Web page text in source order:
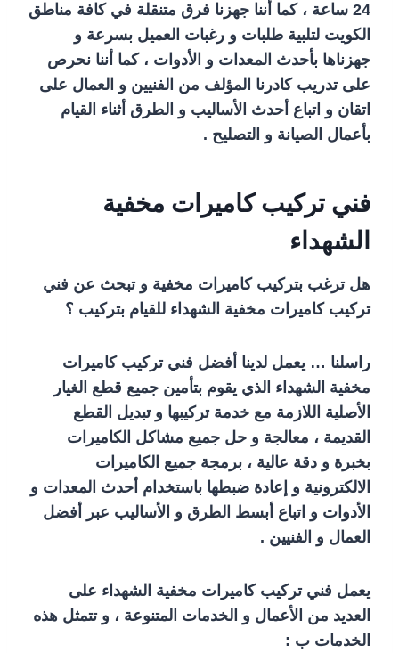
24 ساعة ، كما أننا جهزنا فرق متنقلة في كافة مناطق
الكويت لتلبية طلبات و رغبات العميل بسرعة و
جهزناها بأحدث المعدات و الأدوات ، كما أننا نحرص
على تدريب كادرنا المؤلف من الفنيين و العمال على
اتقان و اتباع أحدث الأساليب و الطرق أثناء القيام
بأعمال الصيانة و التصليح .
فني تركيب كاميرات مخفية
الشهداء
هل ترغب بتركيب كاميرات مخفية و تبحث عن فني
تركيب كاميرات مخفية الشهداء للقيام بتركيب ؟
راسلنا … يعمل لدينا أفضل فني تركيب كاميرات
مخفية الشهداء الذي يقوم بتأمين جميع قطع الغيار
الأصلية اللازمة مع خدمة تركيبها و تبديل القطع
القديمة ، معالجة و حل جميع مشاكل الكاميرات
بخبرة و دقة عالية ، برمجة جميع الكاميرات
الالكترونية و إعادة ضبطها باستخدام أحدث المعدات و
الأدوات و اتباع أبسط الطرق و الأساليب عبر أفضل
العمال و الفنيين .
يعمل فني تركيب كاميرات مخفية الشهداء على
العديد من الأعمال و الخدمات المتنوعة ، و تتمثل هذه
الخدمات ب :